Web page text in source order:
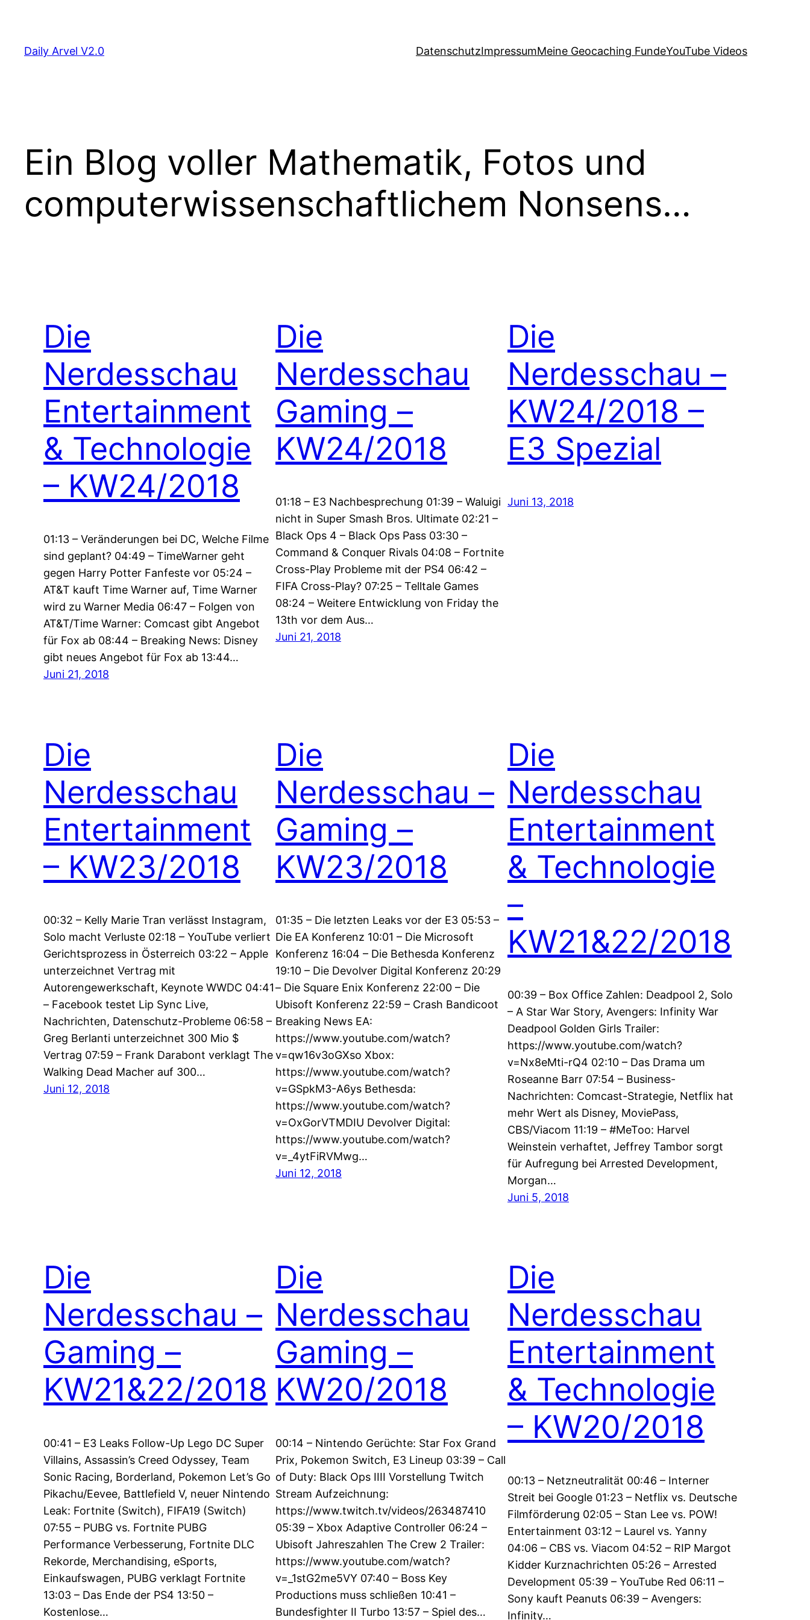
springen
Daily Arvel V2.0 DatenschutzImpressumMeine Geocaching FundeYouTube Videos
Ein Blog voller Mathematik, Fotos und
computerwissenschaftlichem Nonsens…
Die
Nerdesschau
Entertainment
& Technologie
– KW24/2018
01:13 – Veränderungen bei DC, Welche Filme
sind geplant? 04:49 – TimeWarner geht
gegen Harry Potter Fanfeste vor 05:24 –
AT&T kauft Time Warner auf, Time Warner
wird zu Warner Media 06:47 – Folgen von
AT&T/Time Warner: Comcast gibt Angebot
für Fox ab 08:44 – Breaking News: Disney
gibt neues Angebot für Fox ab 13:44…
Juni 21, 2018
Die
Nerdesschau
Gaming –
KW24/2018
01:18 – E3 Nachbesprechung 01:39 – Waluigi
nicht in Super Smash Bros. Ultimate 02:21 –
Black Ops 4 – Black Ops Pass 03:30 –
Command & Conquer Rivals 04:08 – Fortnite
Cross-Play Probleme mit der PS4 06:42 –
FIFA Cross-Play? 07:25 – Telltale Games
08:24 – Weitere Entwicklung von Friday the
13th vor dem Aus…
Juni 21, 2018
Die
Nerdesschau –
KW24/2018 –
E3 Spezial
Juni 13, 2018
Die
Nerdesschau
Entertainment
– KW23/2018
00:32 – Kelly Marie Tran verlässt Instagram,
Solo macht Verluste 02:18 – YouTube verliert
Gerichtsprozess in Österreich 03:22 – Apple
unterzeichnet Vertrag mit
Autorengewerkschaft, Keynote WWDC 04:41
– Facebook testet Lip Sync Live,
Nachrichten, Datenschutz-Probleme 06:58 –
Greg Berlanti unterzeichnet 300 Mio $
Vertrag 07:59 – Frank Darabont verklagt The
Walking Dead Macher auf 300…
Juni 12, 2018
Die
Nerdesschau –
Gaming –
KW23/2018
01:35 – Die letzten Leaks vor der E3 05:53 –
Die EA Konferenz 10:01 – Die Microsoft
Konferenz 16:04 – Die Bethesda Konferenz
19:10 – Die Devolver Digital Konferenz 20:29
– Die Square Enix Konferenz 22:00 – Die
Ubisoft Konferenz 22:59 – Crash Bandicoot
Breaking News EA:
https://www.youtube.com/watch?
v=qw16v3oGXso Xbox:
https://www.youtube.com/watch?
v=GSpkM3-A6ys Bethesda:
https://www.youtube.com/watch?
v=OxGorVTMDIU Devolver Digital:
https://www.youtube.com/watch?
v=_4ytFiRVMwg…
Juni 12, 2018
Die
Nerdesschau
Entertainment
& Technologie
–
KW21&22/2018
00:39 – Box Office Zahlen: Deadpool 2, Solo
– A Star War Story, Avengers: Infinity War
Deadpool Golden Girls Trailer:
https://www.youtube.com/watch?
v=Nx8eMti-rQ4 02:10 – Das Drama um
Roseanne Barr 07:54 – Business-
Nachrichten: Comcast-Strategie, Netflix hat
mehr Wert als Disney, MoviePass,
CBS/Viacom 11:19 – #MeToo: Harvel
Weinstein verhaftet, Jeffrey Tambor sorgt
für Aufregung bei Arrested Development,
Morgan…
Juni 5, 2018
Die
Nerdesschau –
Gaming –
KW21&22/2018
00:41 – E3 Leaks Follow-Up Lego DC Super
Villains, Assassin’s Creed Odyssey, Team
Sonic Racing, Borderland, Pokemon Let’s Go
Pikachu/Eevee, Battlefield V, neuer Nintendo
Leak: Fortnite (Switch), FIFA19 (Switch)
07:55 – PUBG vs. Fortnite PUBG
Performance Verbesserung, Fortnite DLC
Rekorde, Merchandising, eSports,
Einkaufswagen, PUBG verklagt Fortnite
13:03 – Das Ende der PS4 13:50 –
Kostenlose…
Die
Nerdesschau
Gaming –
KW20/2018
00:14 – Nintendo Gerüchte: Star Fox Grand
Prix, Pokemon Switch, E3 Lineup 03:39 – Call
of Duty: Black Ops IIII Vorstellung Twitch
Stream Aufzeichnung:
https://www.twitch.tv/videos/263487410
05:39 – Xbox Adaptive Controller 06:24 –
Ubisoft Jahreszahlen The Crew 2 Trailer:
https://www.youtube.com/watch?
v=_1stG2me5VY 07:40 – Boss Key
Productions muss schließen 10:41 –
Bundesfighter II Turbo 13:57 – Spiel des…
Die
Nerdesschau
Entertainment
& Technologie
– KW20/2018
00:13 – Netzneutralität 00:46 – Interner
Streit bei Google 01:23 – Netflix vs. Deutsche
Filmförderung 02:05 – Stan Lee vs. POW!
Entertainment 03:12 – Laurel vs. Yanny
04:06 – CBS vs. Viacom 04:52 – RIP Margot
Kidder Kurznachrichten 05:26 – Arrested
Development 05:39 – YouTube Red 06:11 –
Sony kauft Peanuts 06:39 – Avengers:
Infinity…